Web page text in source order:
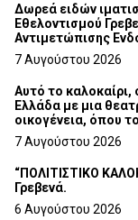
Δωρεά ειδών
Εθελοντισμού
Αντιμετώπισης
Τμήματος Γρεβενών
7 Αυγούστου 2026
Αυτό το καλοκαίρι,
Ελλάδα με μια
7 Αυγούστου 2026
“ΠΟΛΙΤΙΣΤΙΚΟ
Γρεβενά.
6 Αυγούστου 2026